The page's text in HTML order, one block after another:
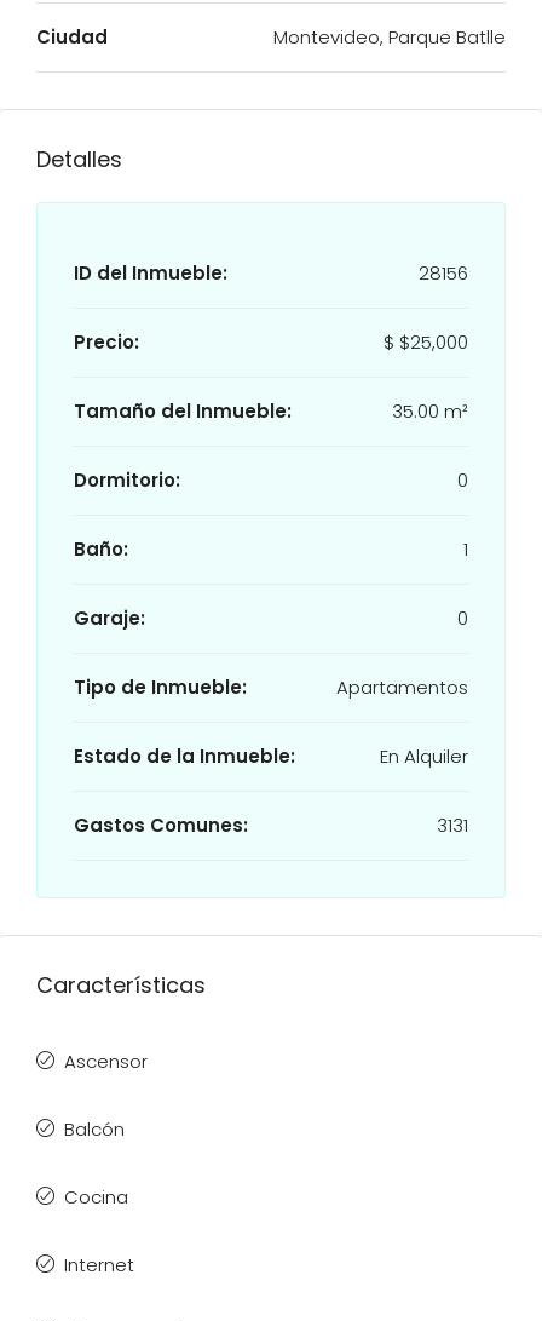
Ciudad Montevideo, Parque Batlle
Detalles
ID del Inmueble: 28156
Precio: $ $25,000
Tamaño del Inmueble: 35.00 m²
Dormitorio: 0
Baño: 1
Garaje: 0
Tipo de Inmueble: Apartamentos
Estado de la Inmueble: En Alquiler
Gastos Comunes: 3131
Características
Ascensor
Balcón
Cocina
Internet